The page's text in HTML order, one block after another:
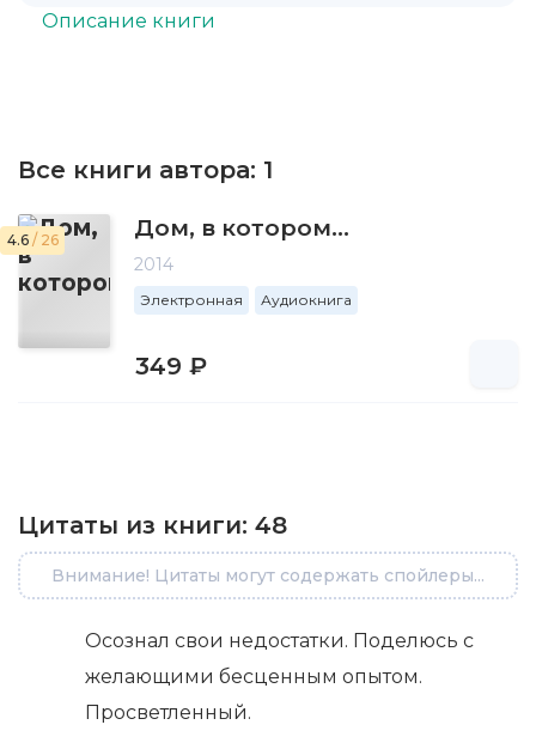
Описание книги
Все книги автора: 1
4.6 / 26 Дом, в котором…
2014
Электронная Аудиокнига
349 ₽
Цитаты из книги: 48
Внимание! Цитаты могут содержать спойлеры...
Осознал свои недостатки. Поделюсь с
желающими бесценным опытом.
Просветленный.